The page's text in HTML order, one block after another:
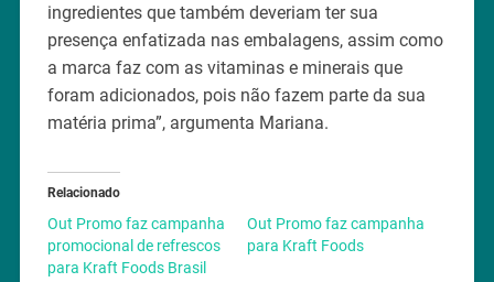
ingredientes que também deveriam ter sua
presença enfatizada nas embalagens, assim como
a marca faz com as vitaminas e minerais que
foram adicionados, pois não fazem parte da sua
matéria prima”, argumenta Mariana.
Relacionado
Out Promo faz campanha
promocional de refrescos
para Kraft Foods Brasil
Out Promo faz campanha
para Kraft Foods